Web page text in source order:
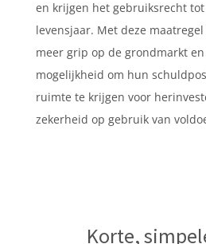
en krijgen het gebruiksrecht
levensjaar. Met deze
meer grip op de grondmarkt
mogelijkheid om hun
ruimte te krijgen voor
zekerheid op gebruik van
Korte,